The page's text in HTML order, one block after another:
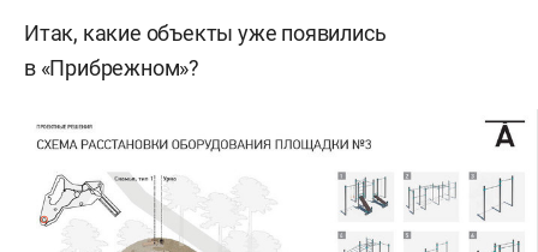
Итак, какие объекты уже появились
в «Прибрежном»?